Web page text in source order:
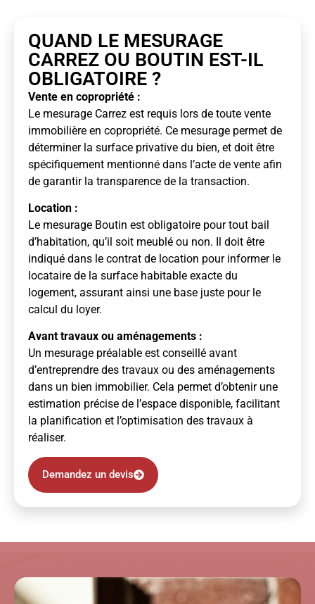
QUAND LE MESURAGE
CARREZ OU BOUTIN EST-IL
OBLIGATOIRE ?
Vente en copropriété :
Le mesurage Carrez est requis lors de toute vente
immobilière en copropriété. Ce mesurage permet de
déterminer la surface privative du bien, et doit être
spécifiquement mentionné dans l’acte de vente afin
de garantir la transparence de la transaction.
Location :
Le mesurage Boutin est obligatoire pour tout bail
d’habitation, qu’il soit meublé ou non. Il doit être
indiqué dans le contrat de location pour informer le
locataire de la surface habitable exacte du
logement, assurant ainsi une base juste pour le
calcul du loyer.
Avant travaux ou aménagements :
Un mesurage préalable est conseillé avant
d’entreprendre des travaux ou des aménagements
dans un bien immobilier. Cela permet d’obtenir une
estimation précise de l’espace disponible, facilitant
la planification et l’optimisation des travaux à
réaliser.
Demandez un devis